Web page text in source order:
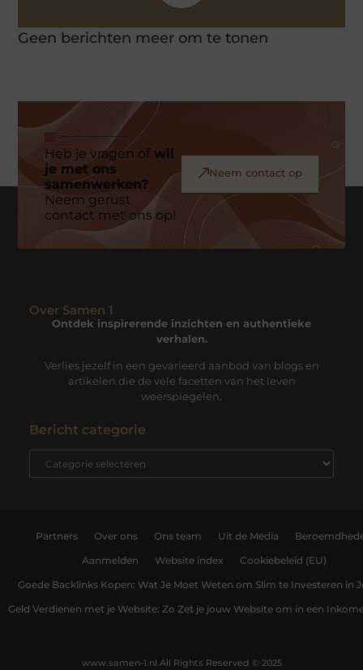
Geen berichten meer om te tonen
Heb je vragen ofwil
je met ons
samenwerken?
Neem gerust
contact met ons op!
Neem contact op
Over Samen 1
Ontdek inspirerende inzichten en authentieke
verhalen.
Verlies jezelf in een gevarieerd aanbod van blogs en
artikelen die de vele facetten van het leven
weerspiegelen.
Bericht categorie
Partners Over ons Ons team Uit de Media
Aanmelden Website index Cookiebeleid (EU)
Goede Backlinks Kopen: Wat Je Moet Weten om Slim te Investeren in
Geld Verdienen met je Website: Zo Zet je jouw Website om in een
All Rights Reserved © 2025
www.samen-1.nl.